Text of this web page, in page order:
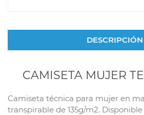
DESCRIPCIÓN
CAMISETA MUJER
Camiseta técnica para mujer en
transpirable de 135g/m2.